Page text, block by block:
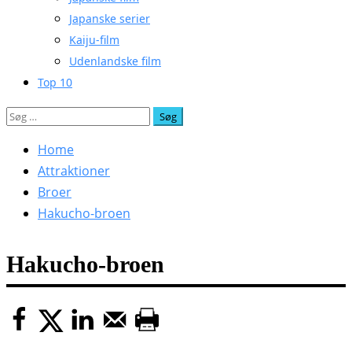
Japanske serier
Kaiju-film
Udenlandske film
Top 10
Søg
Home
Attraktioner
Broer
Hakucho-broen
Hakucho-broen